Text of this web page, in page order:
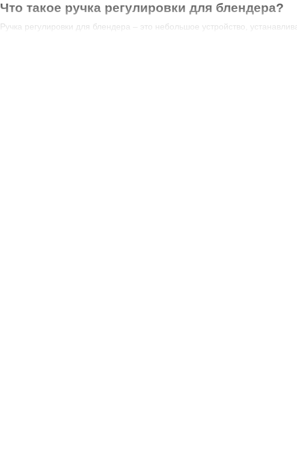
Что такое ручка регулировки для блендера?
Ручка регулировки для блендера – это небольшое устройство,